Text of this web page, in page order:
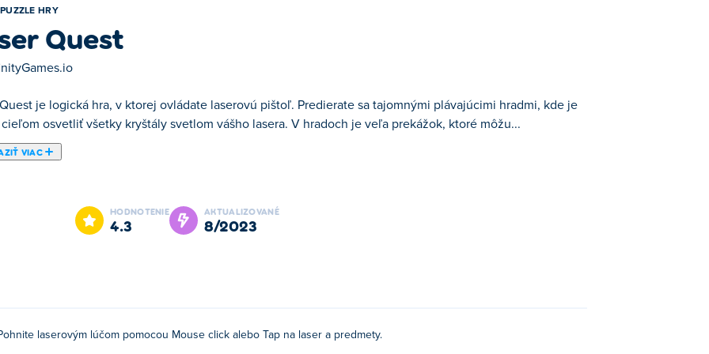
PUZZLE HRY
Quest
je logická hra, v ktorej ovládate laserovú pištoľ. Predierate sa tajomnými plávajúcimi hradmi, kde je
osvetliť všetky kryštály svetlom vášho lasera. V hradoch je veľa prekážok, ktoré môžu...
VIAC
laserovú pištoľ. Predierate sa tajomnými plávajúcimi hradmi, kde je vaším cieľom osvetliť všetky kryštály
úrovní na hranie a zbrane na odomknutie! Máte laserovo ostrú myseľ potrebnú na vyriešenie všetkých
HODNOTENIE
4.3
AKTUALIZOVANÉ
8/2023
laserovým lúčom pomocou Mouse click alebo Tap na laser a predmety.